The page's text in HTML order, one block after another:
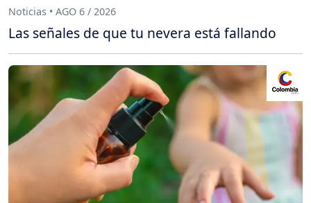
Noticias • AGO 6 / 2026
Las señales de que tu nevera está fallando